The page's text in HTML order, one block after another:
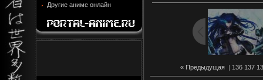
Другие аниме онлайн
« Предыдущая 136 137